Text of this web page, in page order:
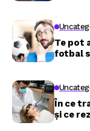
Te pot
fotbal
În ce
și ce